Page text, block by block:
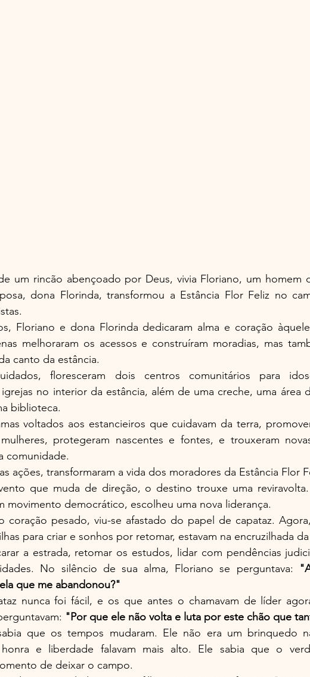
um rincão abençoado por Deus, vivia Floriano, um homem
dona Florinda, transformou a Estância Flor Feliz no
Floriano e dona Florinda dedicaram alma e coração
melhoraram os acessos e construíram moradias, mas
canto da estância.
floresceram dois centros comunitários para
no interior da estância, além de uma creche, uma área
biblioteca.
voltados aos estancieiros que cuidavam da terra,
protegeram nascentes e fontes, e trouxeram
comunidade.
ações, transformaram a vida dos moradores da Estância Flor
que muda de direção, o destino trouxe uma
movimento democrático, escolheu uma nova liderança.
coração pesado, viu-se afastado do papel de capataz.
para criar e sonhos por retomar, estavam na encruzilhada
a estrada, retomar os estudos, lidar com pendências
No silêncio de sua alma, Floriano se perguntava:
que me abandonou?"
nunca foi fácil, e os que antes o chamavam de líder
"Por que ele não volta e luta por este chão que
que os tempos mudaram. Ele não era um brinquedo
e liberdade falavam mais alto. Ele sabia que o
de deixar o campo.